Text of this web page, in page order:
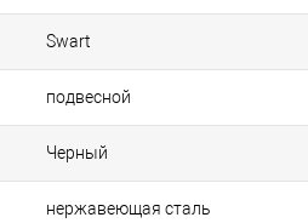
Swart
подвесной
Черный
нержавеющая сталь